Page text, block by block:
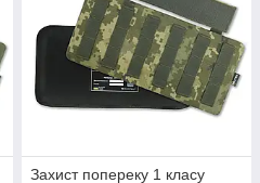
Захист попереку 1 класу